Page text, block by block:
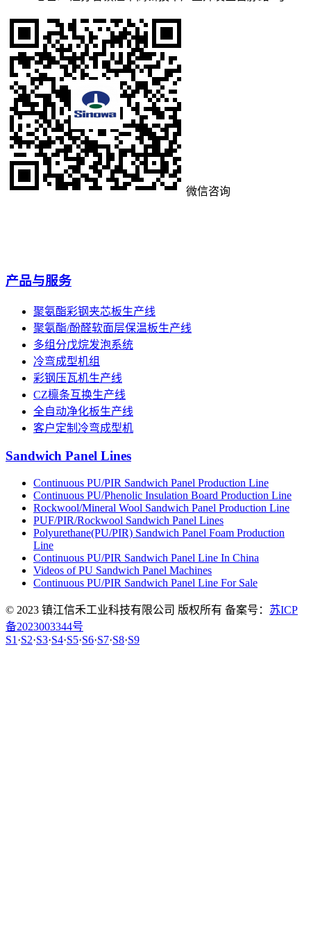
微信咨询
产品与服务
聚氨酯彩钢夹芯板生产线
聚氨酯/酚醛软面层保温板生产线
多组分戊烷发泡系统
冷弯成型机组
彩钢压瓦机生产线
CZ檩条互换生产线
全自动净化板生产线
客户定制冷弯成型机
Sandwich Panel Lines
Continuous PU/PIR Sandwich Panel Production Line
Continuous PU/Phenolic Insulation Board Production Line
Rockwool/Mineral Wool Sandwich Panel Production Line
PUF/PIR/Rockwool Sandwich Panel Lines
Polyurethane(PU/PIR) Sandwich Panel Foam Production
Line
Continuous PU/PIR Sandwich Panel Line In China
Videos of PU Sandwich Panel Machines
Continuous PU/PIR Sandwich Panel Line For Sale
© 2023 镇江信禾工业科技有限公司 版权所有 备案号： 苏ICP
备2023003344号
S1 ·S2·S3·S4·S5·S6·S7·S8·S9